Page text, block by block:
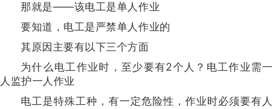
那就是——该电工是单人作业
要知道，电工是严禁单人作业的
其原因主要有以下三个方面
为什么电工作业时，至少要有2个人？电工作业需一
人监护一人作业
电工是特殊工种，有一定危险性，作业时必须要有人